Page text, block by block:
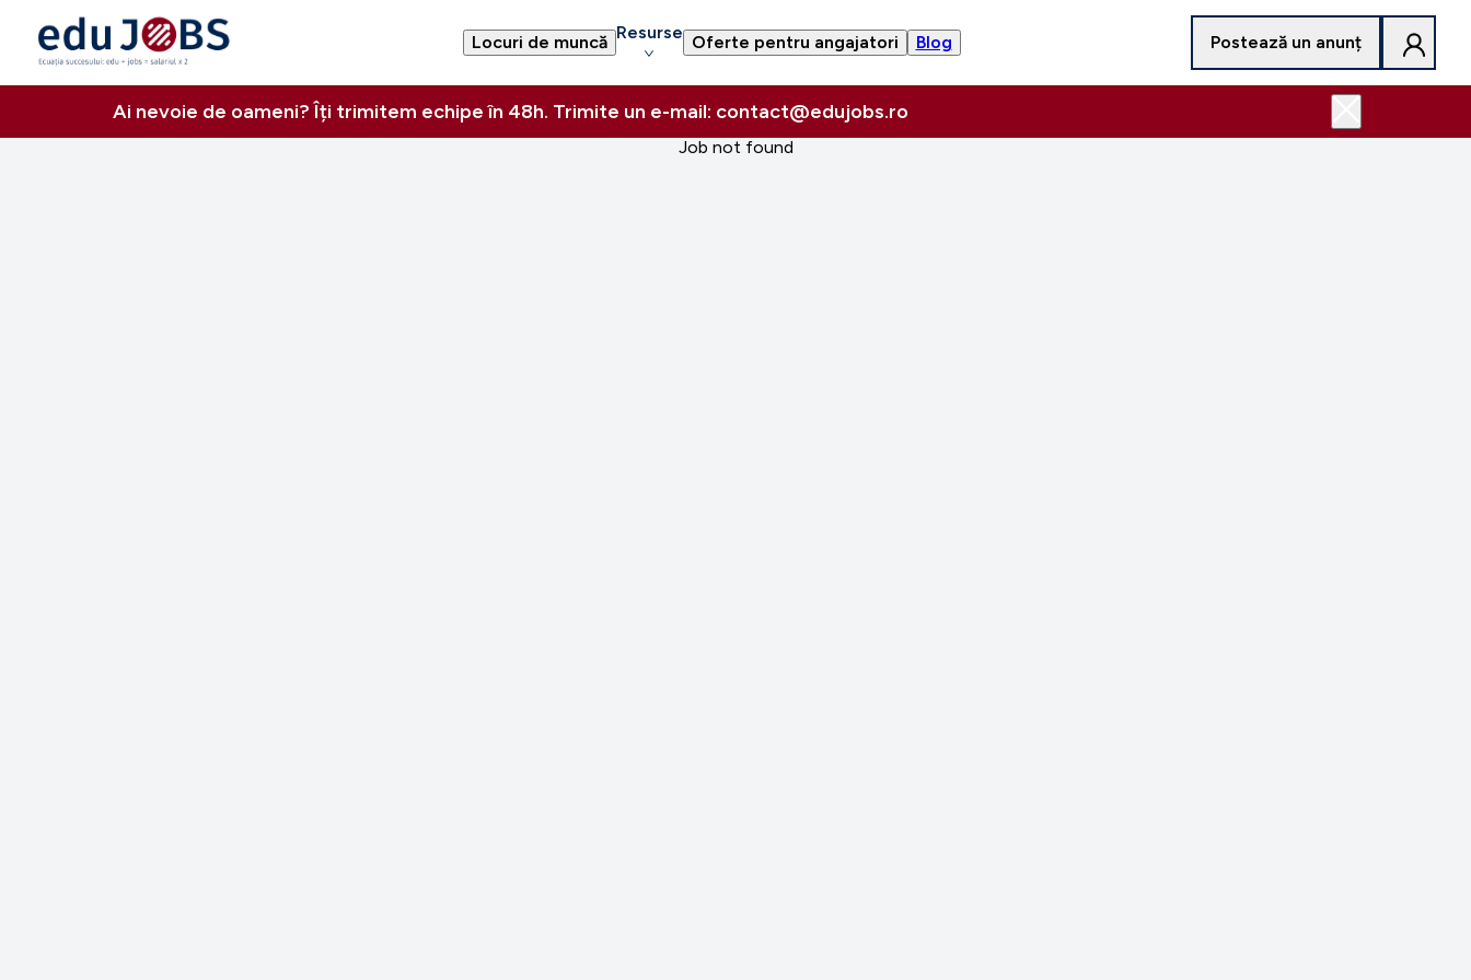
Locuri de muncă Resurse Oferte pentru angajatori Blog Postează un anunț
Ai nevoie de oameni? Îți trimitem echipe în 48h. Trimite un e-mail: contact@edujobs.ro
Job not found